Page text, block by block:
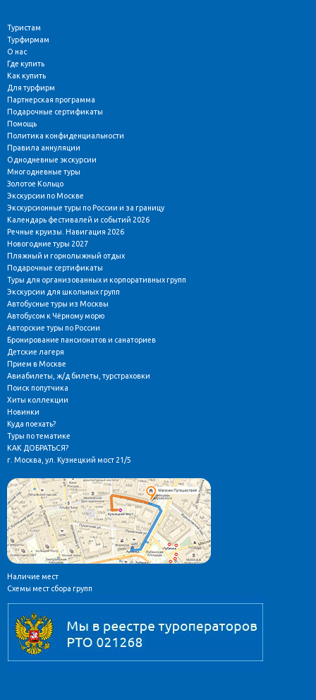
Туристам
Турфирмам
О нас
Где купить
Как купить
Для турфирм
Партнерская программа
Подарочные сертификаты
Помощь
Политика конфиденциальности
Правила аннуляции
Однодневные экскурсии
Многодневные туры
Золотое Кольцо
Экскурсии по Москве
Экскурсионные туры по России и за границу
Календарь фестивалей и событий 2026
Речные круизы. Навигация 2026
Новогодние туры 2027
Пляжный и горнолыжный отдых
Подарочные сертификаты
Туры для организованных и корпоративных групп
Экскурсии для школьных групп
Автобусные туры из Москвы
Автобусом к Чёрному морю
Авторские туры по России
Бронирование пансионатов и санаториев
Детские лагеря
Прием в Москве
Авиабилеты, ж/д билеты, турстраховки
Поиск попутчика
Хиты коллекции
Новинки
Куда поехать?
Туры по тематике
КАК ДОБРАТЬСЯ?
г. Москва, ул. Кузнецкий мост 21/5
Наличие мест
Схемы мест сбора групп